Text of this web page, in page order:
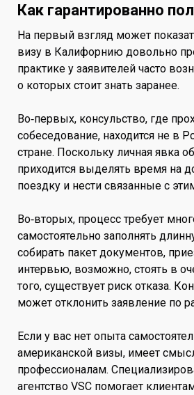
Как гарантированно
На первый взгляд может
визу в Калифорнию довольно
практике у заявителей часто
о которых стоит знать заранее.
Во‑первых, консульство, где
собеседование, находится не в
стране. Поскольку личная явка
приходится выделять время на
поездку и нести связанные с
Во‑вторых, процесс требует
самостоятельно заполнять
собирать пакет документов,
интервью, возможно, стоять в
того, существует риск отказа.
может отклонить заявление по
Если у вас нет опыта
американской визы, имеет
профессионалам.
агентство VSC помогает